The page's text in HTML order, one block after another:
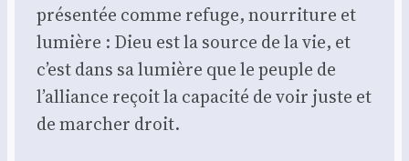
pré­sen­tée comme refuge, nour­ri­ture et
lumière : Dieu est la source de la vie, et
c’est dans sa lumière que le peuple de
l’alliance reçoit la capa­ci­té de voir juste et
de mar­cher droit.